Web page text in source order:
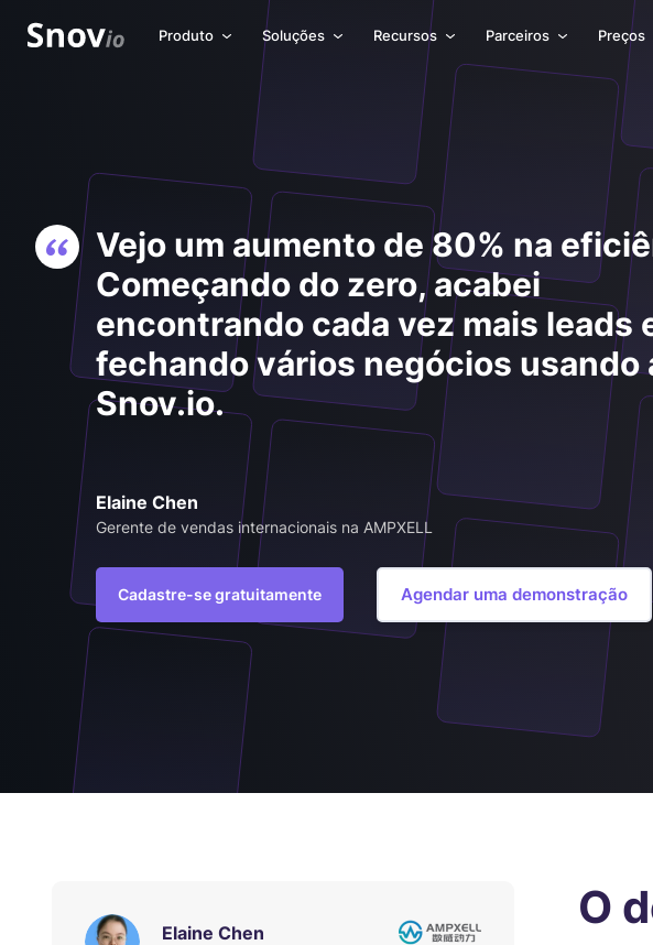
Produto Soluções Recursos Parceiros Preços
Vejo um aumento de 80% na
Começando do zero, acabei
encontrando cada vez mais leads
fechando vários negócios usando
Snov.io.
Elaine Chen
Gerente de vendas internacionais na AMPXELL
Cadastre-se gratuitamente Agendar uma demonstração
Elaine Chen O